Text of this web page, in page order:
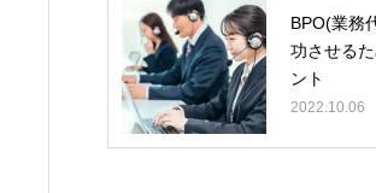
BPO(業務
功させる
ント
2022.10.06